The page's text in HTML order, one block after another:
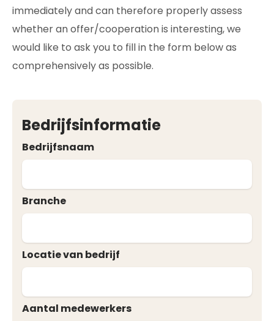
immediately and can therefore properly assess
whether an offer/cooperation is interesting, we
would like to ask you to fill in the form below as
comprehensively as possible.
Bedrijfsinformatie
Bedrijfsnaam
Branche
Locatie van bedrijf
Aantal medewerkers